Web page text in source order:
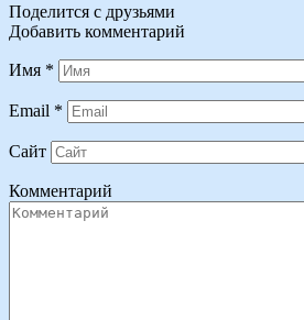
Поделится с друзьями
Добавить комментарий
Имя *
Email *
Сайт
Комментарий